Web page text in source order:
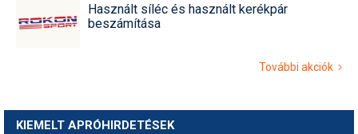
Használt síléc és használt kerékpár
beszámítása
További akciók
KIEMELT APRÓHIRDETÉSEK